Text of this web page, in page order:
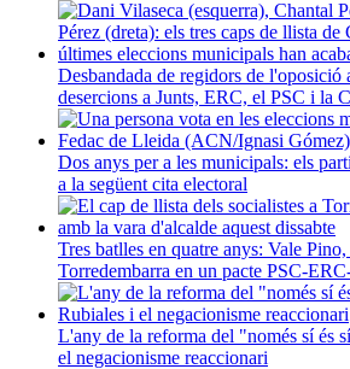
Desbandada de regidors de l'oposició
desercions a Junts, ERC, el PSC i la
Dos anys per a les municipals: els
a la següent cita electoral
Tres batlles en quatre anys: Vale
Torredembarra en un pacte PSC-
L'any de la reforma del "només sí és
el negacionisme reaccionari